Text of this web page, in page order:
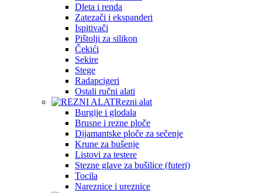
Dleta i renda
Zatezači i ekspanderi
Ispitivači
Pištolji za silikon
Čekići
Sekire
Stege
Radapcigeri
Ostali ručni alati
Rezni alat
Burgije i glodala
Brusne i rezne ploče
Dijamantske ploče za sečenje
Krune za bušenje
Listovi za testere
Stezne glave za bušilice (futeri)
Tocila
Nareznice i ureznice